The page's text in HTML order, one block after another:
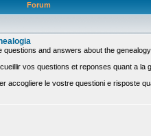
Forum
questions and answers about the
vos questions et reponses quant a la
accogliere le vostre questioni e risposte